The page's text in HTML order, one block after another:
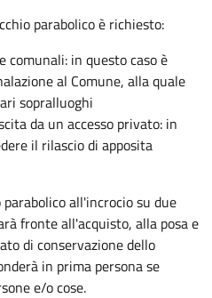
parabolico è richiesto:
comunali: in questo caso è
al Comune, alla quale
sopralluoghi
da un accesso privato: in
il rilascio di apposita
all'incrocio su due
fronte all'acquisto, alla posa e
di conservazione dello
in prima persona se
e/o cose.